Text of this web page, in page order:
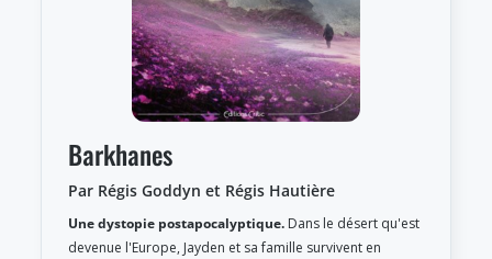
Barkhanes
Par Régis Goddyn et Régis Hautière
Une dystopie postapocalyptique. Dans le désert qu'est
devenue l'Europe, Jayden et sa famille survivent en